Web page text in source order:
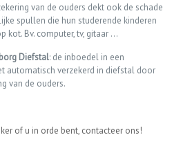
van de ouders dekt ook de schade
spullen die hun studerende kinderen
kot. Bv. computer, tv, gitaar …
Diefstal: de inboedel in een
automatisch verzekerd in diefstal door
van de ouders.
of u in orde bent, contacteer ons!